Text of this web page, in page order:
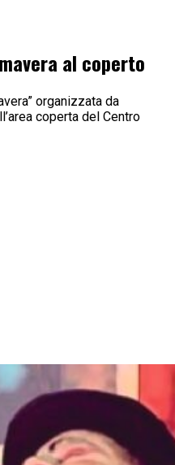
al coperto
organizzata da
coperta del Centro